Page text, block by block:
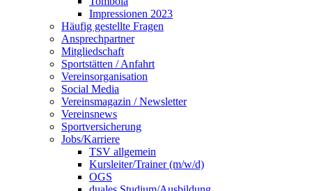
Impressionen 2023
Häufig gestellte Fragen
Ansprechpartner
Mitgliedschaft
Sportstätten / Anfahrt
Vereinsorganisation
Social Media
Vereinsmagazin / Newsletter
Vereinsnews
Sportversicherung
Jobs/Karriere
TSV allgemein
Kursleiter/Trainer (m/w/d)
OGS